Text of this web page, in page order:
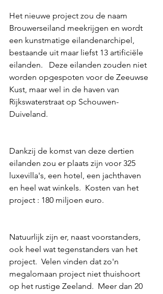
Het nieuwe project zou de naam
Brouwerseiland meekrijgen en wordt
een kunstmatige eilandenarchipel,
bestaande uit maar liefst 13 artificiële
eilanden.   Deze eilanden zouden niet
worden opgespoten voor de Zeeuwse
Kust, maar wel in de haven van
Rijkswaterstraat op Schouwen-
Duiveland.
Dankzij de komst van deze dertien
eilanden zou er plaats zijn voor 325
luxevilla's, een hotel, een jachthaven
en heel wat winkels.  Kosten van het
project : 180 miljoen euro.
Natuurlijk zijn er, naast voorstanders,
ook heel wat tegenstanders van het
project.  Velen vinden dat zo'n
megalomaan project niet thuishoort
op het rustige Zeeland.  Meer dan 20